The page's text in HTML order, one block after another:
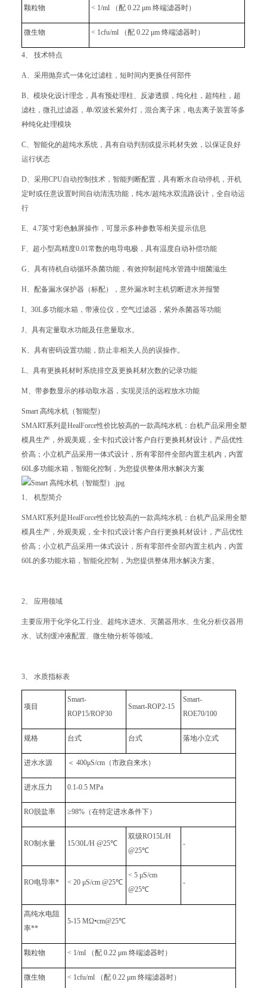
颗粒物 < 1/ml （配 0.22 μm 终端滤器时）
微生物 < 1cfu/ml （配 0.22 μm 终端滤器时）
4、 技术特点
A、采用抛弃式一体化过滤柱，短时间内更换任何部件
B、模块化设计理念，具有预处理柱、反渗透膜，纯化柱，超纯柱，超
滤柱，微孔过滤器，单/双波长紫外灯，混合离子床，电去离子装置等多
种纯化处理模块
C、智能化的超纯水系统，具有自动判别或提示耗材失效，以保证良好
运行状态
D、采用CPU自动控制技术，智能判断配置，具有断水自动停机，开机
定时或任意设置时间自动清洗功能，纯水/超纯水双流路设计，全自动运
行
E、4.7英寸彩色触屏操作，可显示多种参数等相关提示信息
F、超小型高精度0.01常数的电导电极，具有温度自动补偿功能
G、具有待机自动循环杀菌功能，有效抑制超纯水管路中细菌滋生
H、配备漏水保护器（标配），意外漏水时主机切断进水并报警
I、30L多功能水箱，带液位仪，空气过滤器，紫外杀菌器等功能
J、具有定量取水功能及任意量取水。
K、具有密码设置功能，防止非相关人员的误操作。
L、具有更换耗材时系统排空及更换耗材次数的记录功能
M、带参数显示的移动取水器，实现灵活的远程放水功能
Smart 高纯水机（智能型）
SMART系列是HealForce性价比较高的一款高纯水机：台机产品采用全塑
模具生产，外观美观，全卡扣式设计客户自行更换耗材设计，产品优性
价高；小立机产品采用一体式设计，所有零部件全部内置主机内，内置
60L多功能水箱，智能化控制，为您提供整体用水解决方案
1、 机型简介
SMART系列是HealForce性价比较高的一款高纯水机：台机产品采用全塑
模具生产，外观美观，全卡扣式设计客户自行更换耗材设计，产品优性
价高；小立机产品采用一体式设计，所有零部件全部内置主机内，内置
60L的多功能水箱，智能化控制，为您提供整体用水解决方案。
2、 应用领域
主要应用于化学化工行业、超纯水进水、灭菌器用水、生化分析仪器用
水、试剂缓冲液配置、微生物分析等领域。
3、 水质指标表
项目
Smart-
ROP15/ROP30
Smart-ROP2-15
Smart-
ROE70/100
规格 台式 台式 落地小立式
进水水源 ＜ 400μS/cm（市政自来水）
进水压力 0.1-0.5 MPa
RO脱盐率 ≥98%（在特定进水条件下）
RO制水量 15/30L/H @25℃
双级RO15L/H
@25℃
-
RO电导率* < 20 μS/cm @25℃
< 5 μS/cm
@25℃
-
高纯水电阻
率**
5-15 MΩ•cm@25℃
颗粒物 < 1/ml （配 0.22 μm 终端滤器时）
微生物 < 1cfu/ml （配 0.22 μm 终端滤器时）